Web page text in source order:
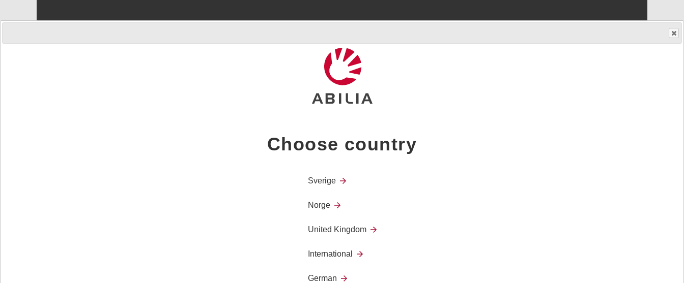
Choose country
Sverige
Norge
United Kingdom
International
German